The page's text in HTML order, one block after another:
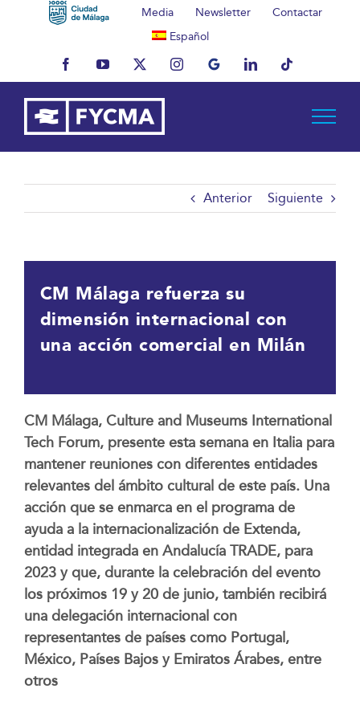
Media Newsletter
Contactar
Español
FacebookYouTubeX InstagramMyBusinessLinkedInTiktok
Anterior Siguiente
CM Málaga refuerza su
dimensión internacional con
una acción comercial en Milán
CM Málaga, Culture and Museums International
Tech Forum, presente esta semana en Italia para
mantener reuniones con diferentes entidades
relevantes del ámbito cultural de este país. Una
acción que se enmarca en el programa de
ayuda a la internacionalización de Extenda,
entidad integrada en Andalucía TRADE, para
2023 y que, durante la celebración del evento
los próximos 19 y 20 de junio, también recibirá
una delegación internacional con
representantes de países como Portugal,
México, Países Bajos y Emiratos Árabes, entre
otros